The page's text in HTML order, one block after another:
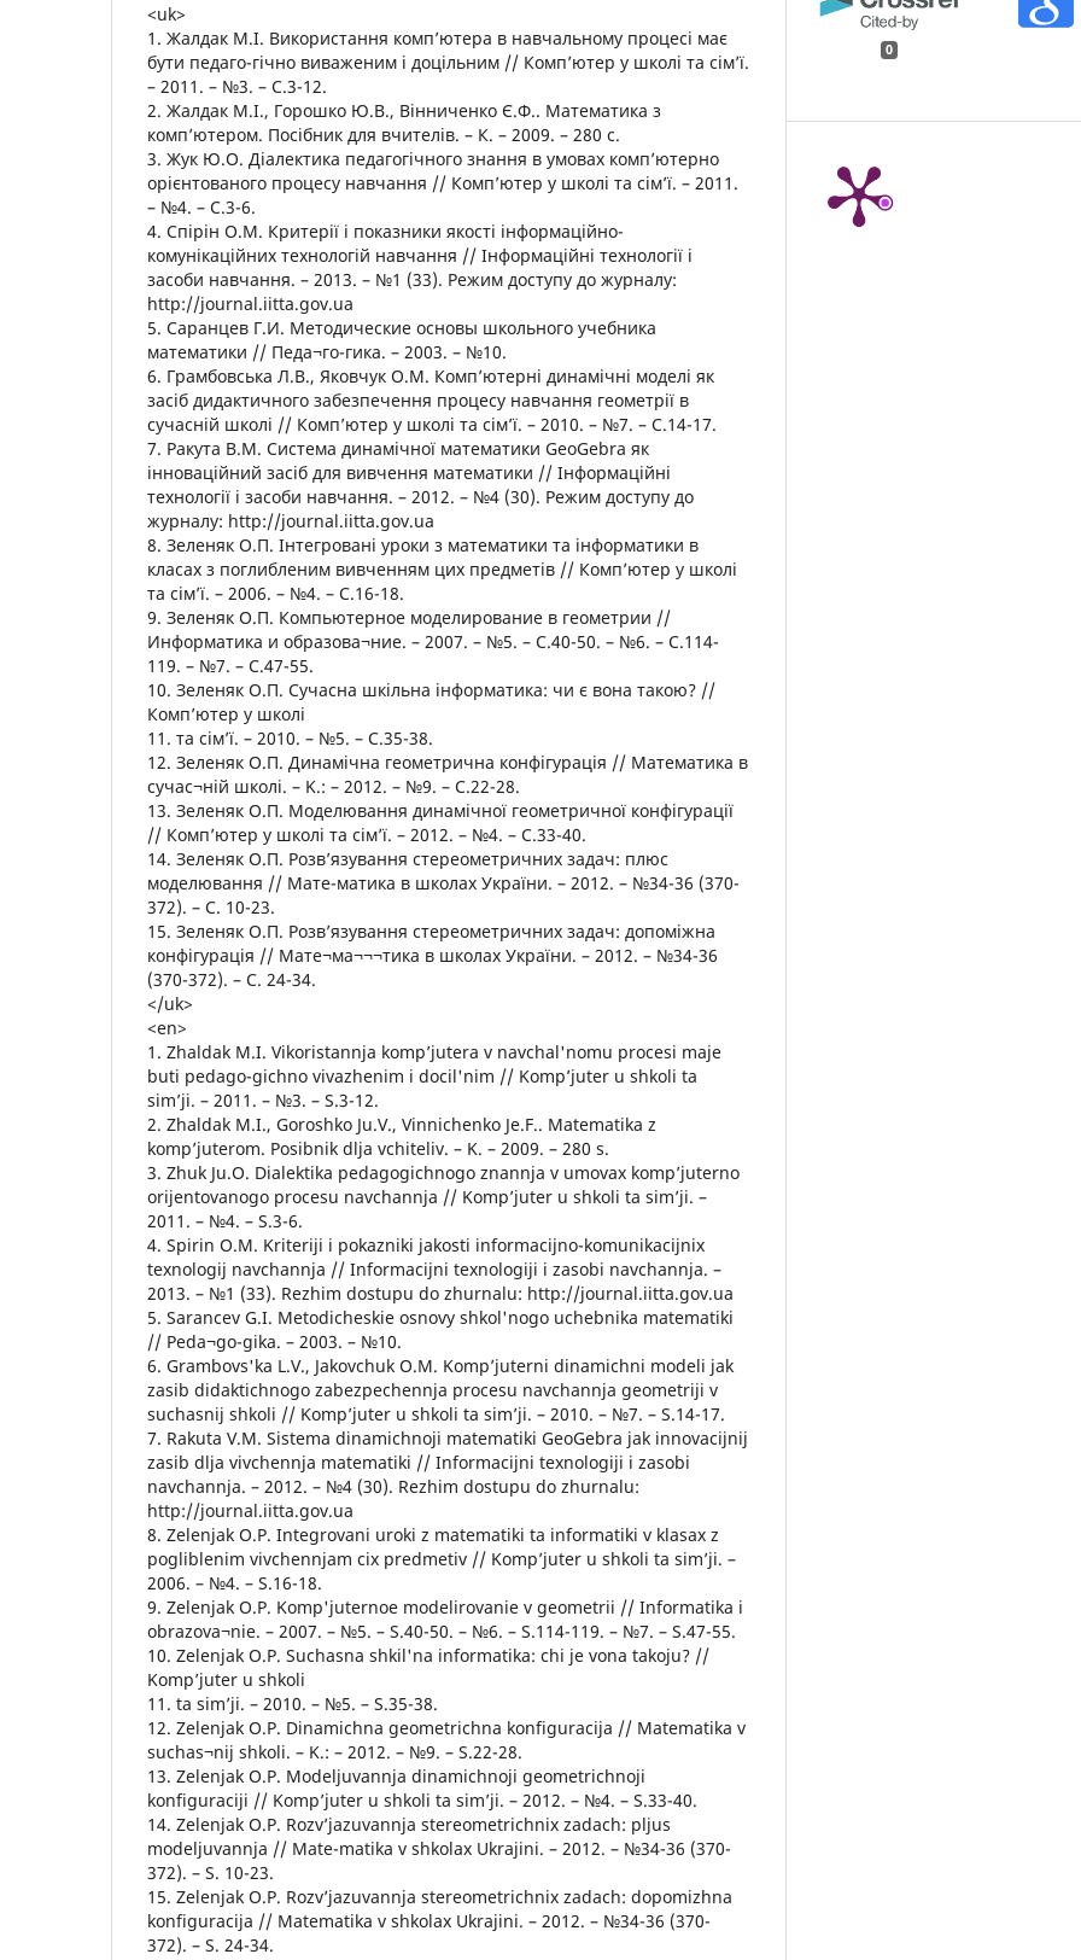
<uk>
1. Жалдак М.І. Використання комп’ютера в навчальному процесі має
бути педаго-гічно виваженим і доцільним // Комп’ютер у школі та сім’ї.
– 2011. – №3. – С.3-12.
2. Жалдак М.І., Горошко Ю.В., Вінниченко Є.Ф.. Математика з
комп’ютером. Посібник для вчителів. – К. – 2009. – 280 с.
3. Жук Ю.О. Діалектика педагогічного знання в умовах комп’ютерно
орієнтованого процесу навчання // Комп’ютер у школі та сім’ї. – 2011.
– №4. – С.3-6.
4. Спірін О.М. Критерії і показники якості інформаційно-
комунікаційних технологій навчання // Інформаційні технології і
засоби навчання. – 2013. – №1 (33). Режим доступу до журналу:
http://journal.iitta.gov.ua
5. Саранцев Г.И. Методические основы школьного учебника
математики // Педа¬го-гика. – 2003. – №10.
6. Грамбовська Л.В., Яковчук О.М. Комп’ютерні динамічні моделі як
засіб дидактичного забезпечення процесу навчання геометрії в
сучасній школі // Комп’ютер у школі та сім’ї. – 2010. – №7. – С.14-17.
7. Ракута В.М. Система динамічної математики GeoGebra як
інноваційний засіб для вивчення математики // Інформаційні
технології і засоби навчання. – 2012. – №4 (30). Режим доступу до
журналу: http://journal.iitta.gov.ua
8. Зеленяк О.П. Iнтегровані уроки з математики та інформатики в
класах з поглибленим вивченням цих предметів // Комп’ютер у школі
та сім’ї. – 2006. – №4. – С.16-18.
9. Зеленяк О.П. Компьютерное моделирование в геометрии //
Информатика и образова¬ние. – 2007. – №5. – С.40-50. – №6. – С.114-
119. – №7. – С.47-55.
10. Зеленяк О.П. Сучасна шкільна інформатика: чи є вона такою? //
Комп’ютер у школі
11. та сім’ї. – 2010. – №5. – С.35-38.
12. Зеленяк О.П. Динамічна геометрична конфігурація // Математика в
сучас¬ній школі. – K.: – 2012. – №9. – С.22-28.
13. Зеленяк О.П. Моделювання динамічної геометричної конфігурації
// Комп’ютер у школі та сім’ї. – 2012. – №4. – С.33-40.
14. Зеленяк О.П. Розв’язування стереометричних задач: плюс
моделювання // Мате-матика в школах України. – 2012. – №34-36 (370-
372). – С. 10-23.
15. Зеленяк О.П. Розв’язування стереометричних задач: допоміжна
конфігурація // Мате¬ма¬¬¬тика в школах України. – 2012. – №34-36
(370-372). – С. 24-34.
</uk>
<en>
1. Zhaldak M.I. Vikoristannja komp’jutera v navchal'nomu procesi maje
buti pedago-gichno vivazhenim i docil'nim // Komp’juter u shkoli ta
sim’ji. – 2011. – №3. – S.3-12.
2. Zhaldak M.I., Goroshko Ju.V., Vinnichenko Je.F.. Matematika z
komp’juterom. Posibnik dlja vchiteliv. – K. – 2009. – 280 s.
3. Zhuk Ju.O. Dialektika pedagogichnogo znannja v umovax komp’juterno
orijentovanogo procesu navchannja // Komp’juter u shkoli ta sim’ji. –
2011. – №4. – S.3-6.
4. Spirin O.M. Kriteriji i pokazniki jakosti informacijno-komunikacijnix
texnologij navchannja // Informacijni texnologiji i zasobi navchannja. –
2013. – №1 (33). Rezhim dostupu do zhurnalu: http://journal.iitta.gov.ua
5. Sarancev G.I. Metodicheskie osnovy shkol'nogo uchebnika matematiki
// Peda¬go-gika. – 2003. – №10.
6. Grambovs'ka L.V., Jakovchuk O.M. Komp’juterni dinamichni modeli jak
zasib didaktichnogo zabezpechennja procesu navchannja geometriji v
suchasnij shkoli // Komp’juter u shkoli ta sim’ji. – 2010. – №7. – S.14-17.
7. Rakuta V.M. Sistema dinamichnoji matematiki GeoGebra jak innovacijnij
zasib dlja vivchennja matematiki // Informacijni texnologiji i zasobi
navchannja. – 2012. – №4 (30). Rezhim dostupu do zhurnalu:
http://journal.iitta.gov.ua
8. Zelenjak O.P. Integrovani uroki z matematiki ta informatiki v klasax z
pogliblenim vivchennjam cix predmetiv // Komp’juter u shkoli ta sim’ji. –
2006. – №4. – S.16-18.
9. Zelenjak O.P. Komp'juternoe modelirovanie v geometrii // Informatika i
obrazova¬nie. – 2007. – №5. – S.40-50. – №6. – S.114-119. – №7. – S.47-55.
10. Zelenjak O.P. Suchasna shkil'na informatika: chi je vona takoju? //
Komp’juter u shkoli
11. ta sim’ji. – 2010. – №5. – S.35-38.
12. Zelenjak O.P. Dinamichna geometrichna konfiguracija // Matematika v
suchas¬nij shkoli. – K.: – 2012. – №9. – S.22-28.
13. Zelenjak O.P. Modeljuvannja dinamichnoji geometrichnoji
konfiguraciji // Komp’juter u shkoli ta sim’ji. – 2012. – №4. – S.33-40.
14. Zelenjak O.P. Rozv’jazuvannja stereometrichnix zadach: pljus
modeljuvannja // Mate-matika v shkolax Ukrajini. – 2012. – №34-36 (370-
372). – S. 10-23.
15. Zelenjak O.P. Rozv’jazuvannja stereometrichnix zadach: dopomizhna
konfiguracija // Matematika v shkolax Ukrajini. – 2012. – №34-36 (370-
372). – S. 24-34.
0